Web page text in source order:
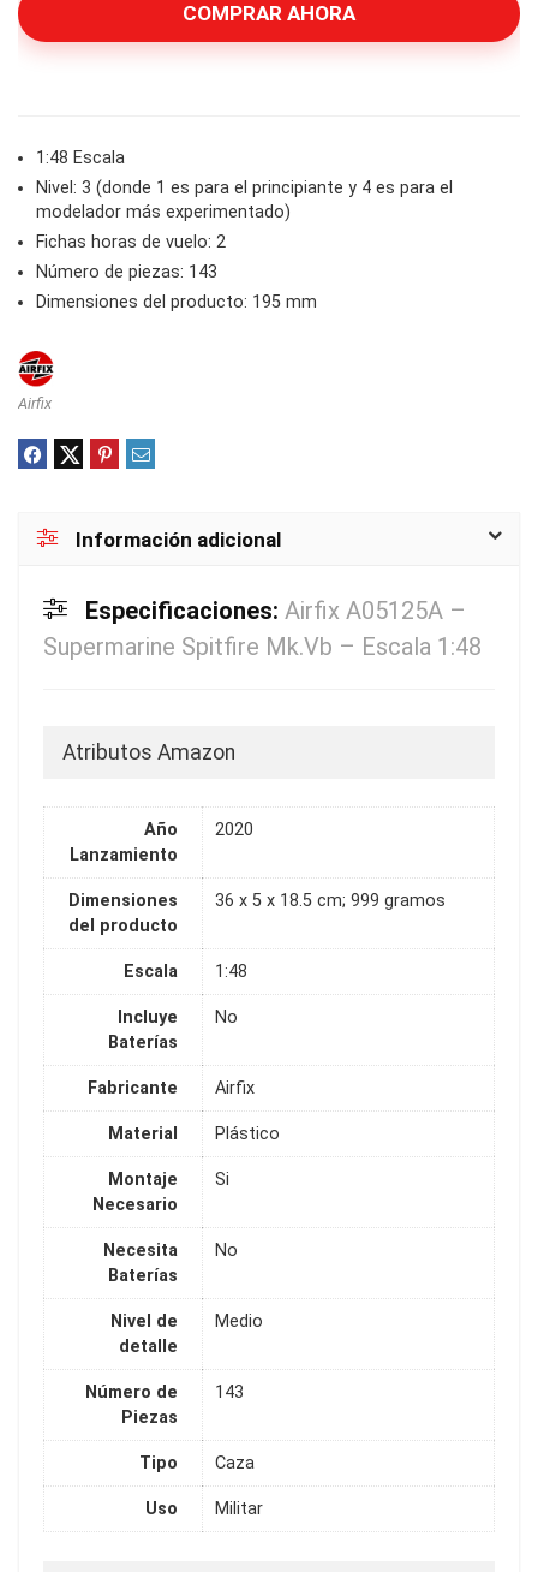
COMPRAR AHORA
1:48 Escala
Nivel: 3 (donde 1 es para el principiante y 4 es para el
modelador más experimentado)
Fichas horas de vuelo: 2
Número de piezas: 143
Dimensiones del producto: 195 mm
Airfix
Información adicional
Especificaciones: Airfix A05125A –
Supermarine Spitfire Mk.Vb – Escala 1:48
Atributos Amazon
Año
Lanzamiento
2020
Dimensiones
del producto
36 x 5 x 18.5 cm; 999 gramos
Escala 1:48
Incluye
Baterías
No
Fabricante Airfix
Material Plástico
Montaje
Necesario
Si
Necesita
Baterías
No
Nivel de
detalle
Medio
Número de
Piezas
143
Tipo Caza
Uso Militar